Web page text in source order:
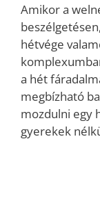
Amikor a
hétvége
a hét
megbízható
mozdulni egy
gyerekek